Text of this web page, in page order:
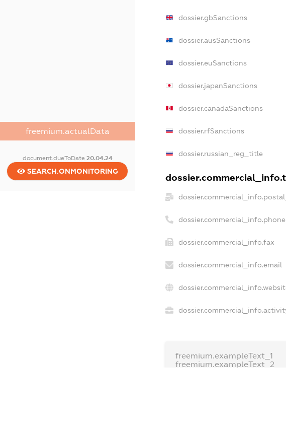
freemium.actualData
document.dueToDate 20.04.24
SEARCH.ONMONITORING
dossier.gbSanctions
dossier.ausSanctions
dossier.euSanctions
dossier.japanSanctions
dossier.canadaSanctions
dossier.rfSanctions
dossier.russian_reg_title
dossier.commercial_info.phone
dossier.commercial_info.fax
dossier.commercial_info.email
freemium.exampleText_1
freemium.exampleText_2